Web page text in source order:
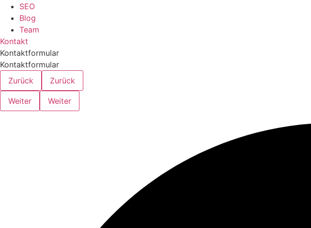
SEO
Blog
Team
Kontakt
Kontaktformular
Kontaktformular
Zurück
Zurück
Weiter Weiter